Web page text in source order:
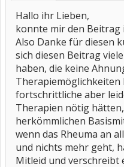
Hallo ihr Lieben,
konnte mir den Beitrag
Also Danke für diesen
sich diesen Beitrag
haben, die keine
Therapiemöglichkeiten
fortschrittliche aber
Therapien nötig
herkömmlichen
wenn das Rheuma an
und nichts mehr geht,
Mitleid und verschreibt